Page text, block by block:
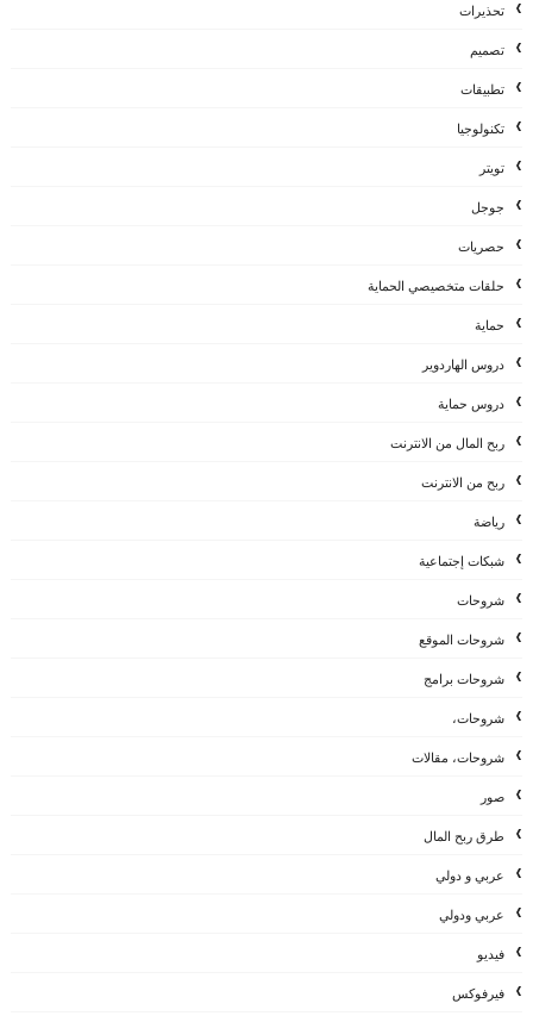
تحذيرات
تصميم
تطبيقات
تكنولوجيا
تويتر
جوجل
حصريات
حلقات متخصيصي الحماية
حماية
دروس الهاردوير
دروس حماية
ربح المال من الانترنت
ربح من الانترنت
رياضة
شبكات إجتماعية
شروحات
شروحات الموقع
شروحات برامج
شروحات،
شروحات، مقالات
صور
طرق ربح المال
عربي و دولي
عربي ودولي
فيديو
فيرفوكس